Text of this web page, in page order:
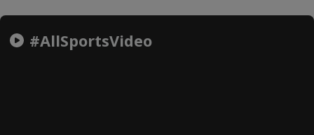
#AllSportsVideo